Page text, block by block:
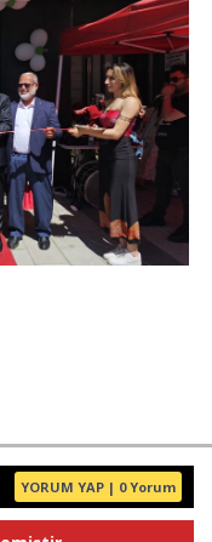
YORUM YAP | 0 Yorum